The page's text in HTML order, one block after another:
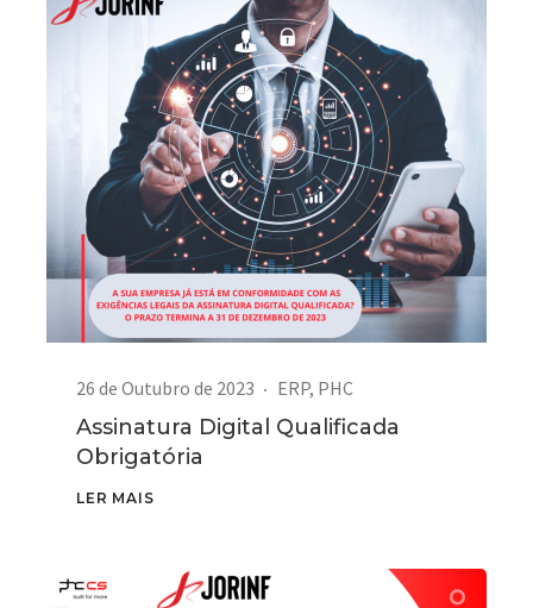
26 de Outubro de 2023 ERP, PHC
Assinatura Digital Qualificada
Obrigatória
LER MAIS